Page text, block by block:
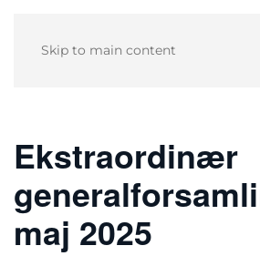
Skip to main content
Ekstraordinær
maj 2025